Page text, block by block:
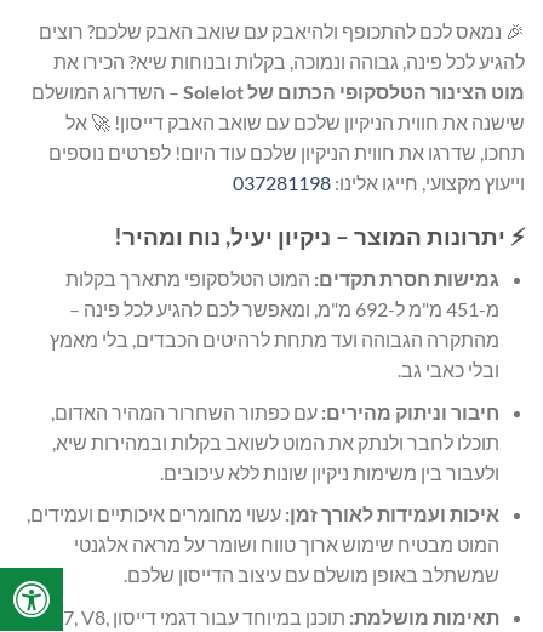
🎉 נמאס לכם להתכופף ולהיאבק עם שואב האבק שלכם? רוצים
להגיע לכל פינה, גבוהה ונמוכה, בקלות ובנוחות שיא? הכירו את
מוט הצינור הטלסקופי הכתום של Solelot
– השדרוג המושלם
שישנה את חווית הניקיון שלכם עם שואב האבק דייסון! 🚀 אל
תחכו, שדרגו את חווית הניקיון שלכם עוד היום! לפרטים נוספים
וייעוץ מקצועי, חייגו אלינו: 037281198
⚡ יתרונות המוצר – ניקיון יעיל, נוח ומהיר!
גמישות חסרת תקדים: המוט הטלסקופי מתארך בקלות
מ-451 מ"מ ל-692 מ"מ, ומאפשר לכם להגיע לכל פינה –
מהתקרה הגבוהה ועד מתחת לרהיטים הכבדים, בלי מאמץ
ובלי כאבי גב.
חיבור וניתוק מהירים: עם כפתור השחרור המהיר האדום,
תוכלו לחבר ולנתק את המוט לשואב בקלות ובמהירות שיא,
ולעבור בין משימות ניקיון שונות ללא עיכובים.
איכות ועמידות לאורך זמן: עשוי מחומרים איכותיים ועמידים,
המוט מבטיח שימוש ארוך טווח ושומר על מראה אלגנטי
שמשתלב באופן מושלם עם עיצוב הדייסון שלכם.
תאימות מושלמת:
תוכנן במיוחד עבור דגמי דייסון V7, V8,